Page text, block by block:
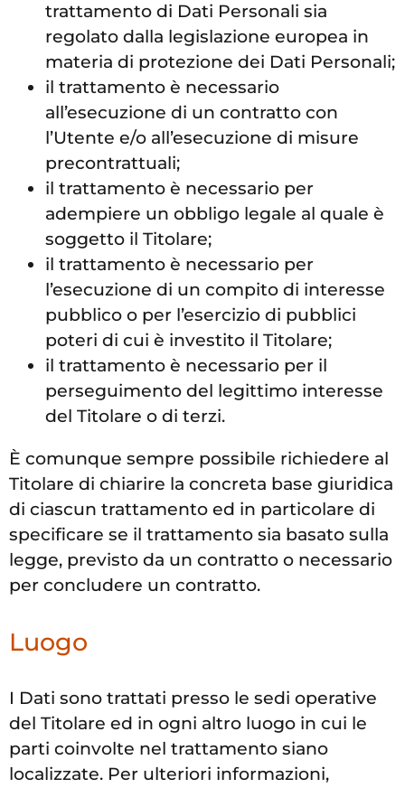
trattamento di Dati Personali sia
regolato dalla legislazione europea in
materia di protezione dei Dati Personali;
il trattamento è necessario
all’esecuzione di un contratto con
l’Utente e/o all’esecuzione di misure
precontrattuali;
il trattamento è necessario per
adempiere un obbligo legale al quale è
soggetto il Titolare;
il trattamento è necessario per
l’esecuzione di un compito di interesse
pubblico o per l’esercizio di pubblici
poteri di cui è investito il Titolare;
il trattamento è necessario per il
perseguimento del legittimo interesse
del Titolare o di terzi.
È comunque sempre possibile richiedere al
Titolare di chiarire la concreta base giuridica
di ciascun trattamento ed in particolare di
specificare se il trattamento sia basato sulla
legge, previsto da un contratto o necessario
per concludere un contratto.
Luogo
I Dati sono trattati presso le sedi operative
del Titolare ed in ogni altro luogo in cui le
parti coinvolte nel trattamento siano
localizzate. Per ulteriori informazioni,